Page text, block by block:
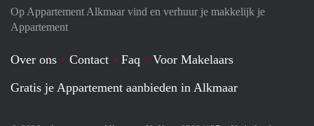
Op Appartement Alkmaar vind en verhuur je makkelijk je
Appartement
Over ons Contact Faq
Voor Makelaars
Gratis je Appartement aanbieden in Alkmaar